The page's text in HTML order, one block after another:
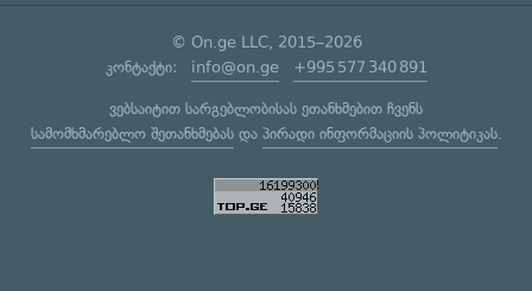
© On.ge LLC, 2015–2026
კონტაქტი: info@on.ge +995 577 340 891
ვებსაიტით სარგებლობისას ეთანხმებით ჩვენს
სამომხმარებლო შეთანხმებასდა პირადი ინფორმაციის პოლიტიკას.